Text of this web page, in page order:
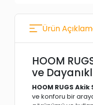
Ürün
HOOM
ve
HOOM RUGS
ve konforu bir araya